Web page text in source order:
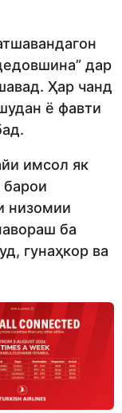
дар
Ҳар чанд
ё фавти
имсол як
барои
низомии
ба
гунаҳкор ва